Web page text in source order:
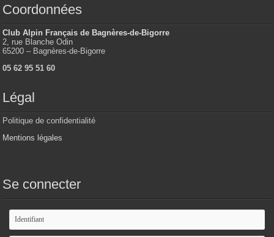
Coordonnées
Club Alpin Français de Bagnères-de-Bigorre
2, rue Blanche Odin
65200 – Bagnères-de-Bigorre
05 62 95 51 60
Légal
Politique de confidentialité
Mentions légales
Se connecter